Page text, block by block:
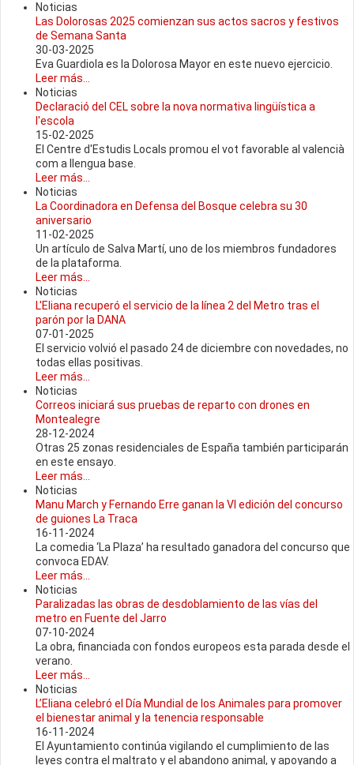
Noticias
Las Dolorosas 2025 comienzan sus actos sacros y festivos
de Semana Santa
30-03-2025
Eva Guardiola es la Dolorosa Mayor en este nuevo ejercicio.
Leer más...
Noticias
Declaració del CEL sobre la nova normativa lingüística a
l'escola
15-02-2025
El Centre d'Estudis Locals promou el vot favorable al valencià
com a llengua base.
Leer más...
Noticias
La Coordinadora en Defensa del Bosque celebra su 30
aniversario
11-02-2025
Un artículo de Salva Martí, uno de los miembros fundadores
de la plataforma.
Leer más...
Noticias
L'Eliana recuperó el servicio de la línea 2 del Metro tras el
parón por la DANA
07-01-2025
El servicio volvió el pasado 24 de diciembre con novedades, no
todas ellas positivas.
Leer más...
Noticias
Correos iniciará sus pruebas de reparto con drones en
Montealegre
28-12-2024
Otras 25 zonas residenciales de España también participarán
en este ensayo.
Leer más...
Noticias
Manu March y Fernando Erre ganan la VI edición del concurso
de guiones La Traca
16-11-2024
La comedia ‘La Plaza’ ha resultado ganadora del concurso que
convoca EDAV.
Leer más...
Noticias
Paralizadas las obras de desdoblamiento de las vías del
metro en Fuente del Jarro
07-10-2024
La obra, financiada con fondos europeos esta parada desde el
verano.
Leer más...
Noticias
L’Eliana celebró el Día Mundial de los Animales para promover
el bienestar animal y la tenencia responsable
16-11-2024
El Ayuntamiento continúa vigilando el cumplimiento de las
leyes contra el maltrato y el abandono animal, y apoyando a